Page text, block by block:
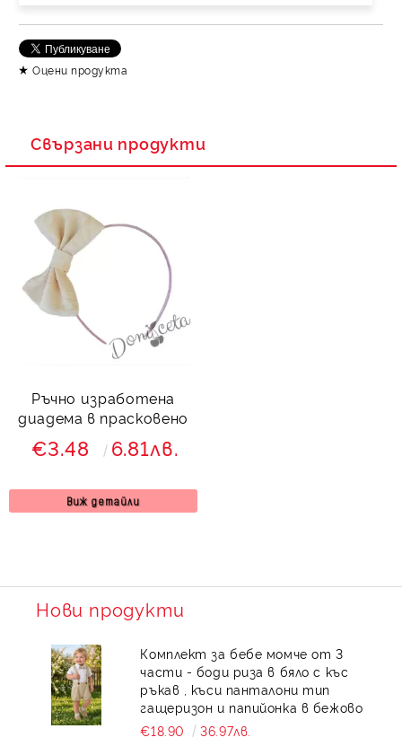
Оцени продукта
Свързани продукти
Ръчно изработена
диадема в прасковено
€3.48 6.81лв.
Виж детайли
Нови продукти
Комплект за бебе момче от 3
части - боди риза в бяло с къс
ръкав , къси панталони тип
гащеризон и папийонка в бежово
€18.90
36.97лв.